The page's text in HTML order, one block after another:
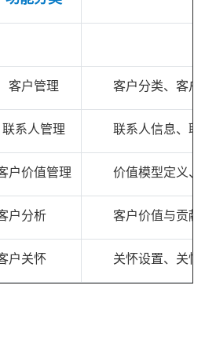
客户管理 客户分类、客
联系人管理 联系人信息、
户价值管理 价值模型定义
户分析 客户价值与贡
户关怀 关怀设置、关